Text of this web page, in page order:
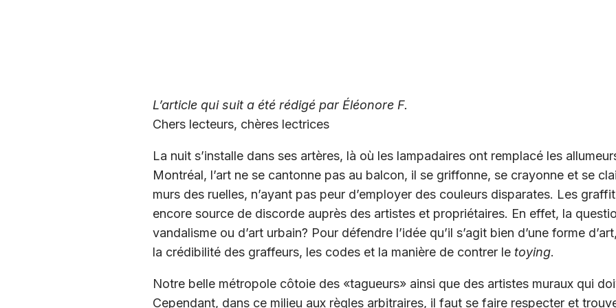
L’article qui suit a été rédigé par Éléonore F.
Chers lecteurs, chères lectrices
La nuit s’installe dans ses artères, là où les lampadaires ont remplacé les
Montréal, l’art ne se cantonne pas au balcon, il se griffonne, se crayonne et se
murs des ruelles, n’ayant pas peur d’employer des couleurs disparates. Les
encore source de discorde auprès des artistes et propriétaires. En effet, la
vandalisme ou d’art urbain? Pour défendre l’idée qu’il s’agit bien d’une forme
la crédibilité des graffeurs, les codes et la manière de contrer le toying.
Notre belle métropole côtoie des «tagueurs» ainsi que des artistes muraux qui
Cependant, dans ce milieu aux règles arbitraires, il faut se faire respecter et